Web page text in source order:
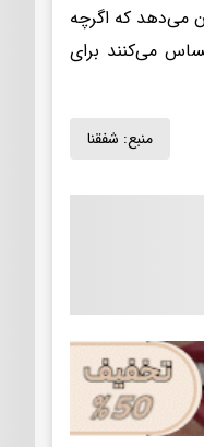
نیچر از بیش از ۱۹۰۰ پژوهشگر نشان می‌دهد که اگرچه
می‌کنند برای
منبع: شفقنا